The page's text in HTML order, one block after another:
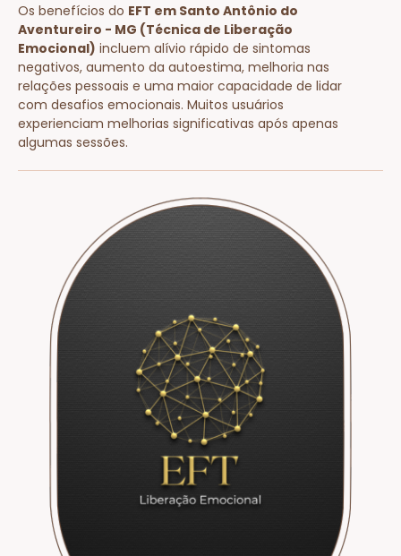
Os benefícios do EFT em Santo Antônio do
Aventureiro - MG (Técnica de Liberação
Emocional) incluem alívio rápido de sintomas
negativos, aumento da autoestima, melhoria nas
relações pessoais e uma maior capacidade de lidar
com desafios emocionais. Muitos usuários
experienciam melhorias significativas após apenas
algumas sessões.